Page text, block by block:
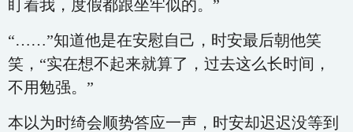
盯着我，度假都跟坐牢似的。”
“……”知道他是在安慰自己，时安最后朝他笑
笑，“实在想不起来就算了，过去这么长时间，
不用勉强。”
本以为时绮会顺势答应一声，时安却迟迟没等到